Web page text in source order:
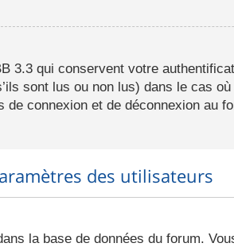
3.3 qui conservent votre
sont lus ou non lus) dans le cas
connexion et de déconnexion au
des utilisateurs
la base de données du forum.